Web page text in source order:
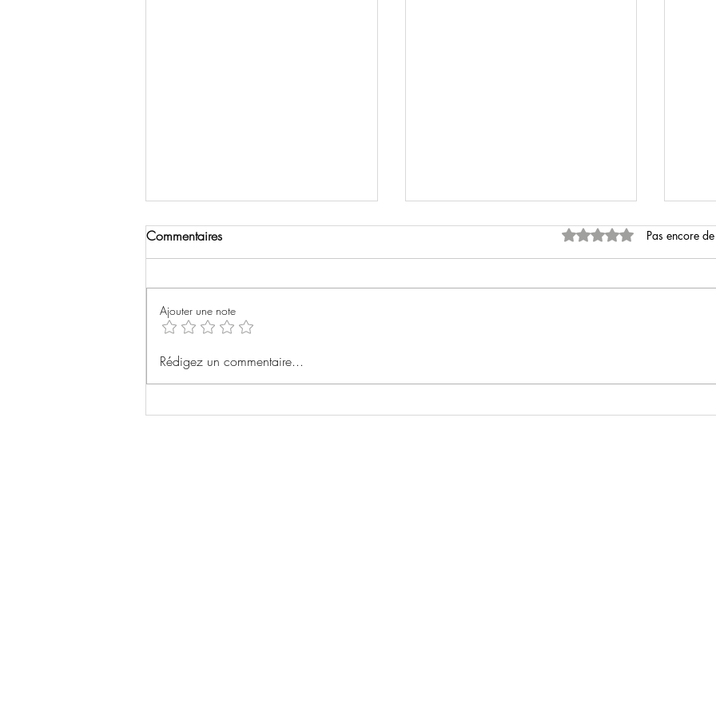
The social network
Kaboom
Commentaires Noté 0 étoile sur 5.
Pas encore
Ajouter une note
Rédigez un commentaire...